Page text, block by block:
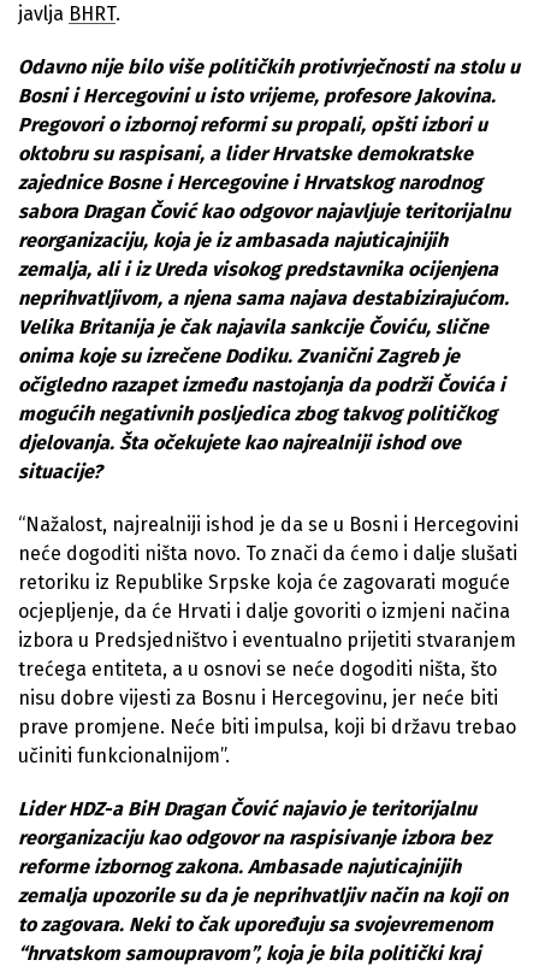
javlja BHRT.
Odavno nije bilo više političkih protivrječnosti na stolu u
Bosni i Hercegovini u isto vrijeme, profesore Jakovina.
Pregovori o izbornoj reformi su propali, opšti izbori u
oktobru su raspisani, a lider Hrvatske demokratske
zajednice Bosne i Hercegovine i Hrvatskog narodnog
sabora Dragan Čović kao odgovor najavljuje teritorijalnu
reorganizaciju, koja je iz ambasada najuticajnijih
zemalja, ali i iz Ureda visokog predstavnika ocijenjena
neprihvatljivom, a njena sama najava destabizirajućom.
Velika Britanija je čak najavila sankcije Čoviću, slične
onima koje su izrečene Dodiku. Zvanični Zagreb je
očigledno razapet između nastojanja da podrži Čovića i
mogućih negativnih posljedica zbog takvog političkog
djelovanja. Šta očekujete kao najrealniji ishod ove
situacije?
“Nažalost, najrealniji ishod je da se u Bosni i Hercegovini
neće dogoditi ništa novo. To znači da ćemo i dalje slušati
retoriku iz Republike Srpske koja će zagovarati moguće
ocjepljenje, da će Hrvati i dalje govoriti o izmjeni načina
izbora u Predsjedništvo i eventualno prijetiti stvaranjem
trećega entiteta, a u osnovi se neće dogoditi ništa, što
nisu dobre vijesti za Bosnu i Hercegovinu, jer neće biti
prave promjene. Neće biti impulsa, koji bi državu trebao
učiniti funkcionalnijom”.
Lider HDZ-a BiH Dragan Čović najavio je teritorijalnu
reorganizaciju kao odgovor na raspisivanje izbora bez
reforme izbornog zakona. Ambasade najuticajnijih
zemalja upozorile su da je neprihvatljiv način na koji on
to zagovara. Neki to čak upoređuju sa svojevremenom
“hrvatskom samoupravom”, koja je bila politički kraj